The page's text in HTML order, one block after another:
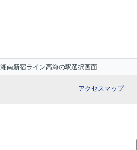
湘南新宿ライン高海の駅選択画面
アクセスマップ